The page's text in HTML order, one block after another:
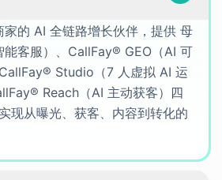
的 AI 全链路增长伙伴，提供 母
能客服）、CallFay® GEO（AI 可
Studio（7 人虚拟 AI 运
Reach（AI 主动获客）四
现从曝光、获客、内容到转化的